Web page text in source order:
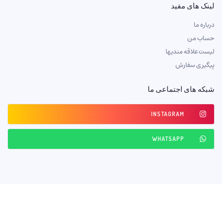
لینک های مفید
درباره ما
حساب من
لیست علاقه مندیها
پیگیری سفارش
شبکه های اجتماعی ما
INSTAGRAM
WHATSAPP